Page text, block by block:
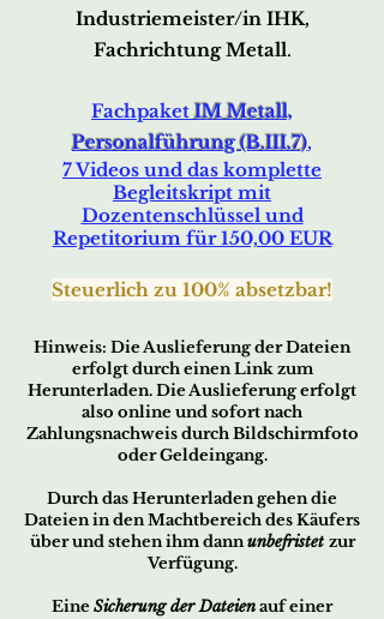
Industriemeister/in IHK,
Fachrichtung Metall.
FachpaketIM Metall,
Personalführung (B.III.7),
7 Videos und das komplette
Begleitskript mit
Dozentenschlüssel und
Repetitorium für 150,00 EUR
Steuerlich zu 100% absetzbar!
Hinweis: Die Auslieferung der Dateien
erfolgt durch einen Link zum
Herunterladen. Die Auslieferung erfolgt
also online und sofort nach
Zahlungsnachweis durch Bildschirmfoto
oder Geldeingang.
Durch das Herunterladen gehen die
Dateien in den Machtbereich des Käufers
über und stehen ihm dannunbefristetzur
Verfügung.
Eine Sicherung der Dateienauf einer